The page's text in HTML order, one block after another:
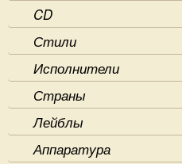
CD
Стили
Исполнители
Страны
Лейблы
Аппаратура